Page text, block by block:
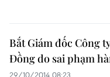
Bắt Giám đốc Công
Đồng do sai phạm
29/10/2014 08:23